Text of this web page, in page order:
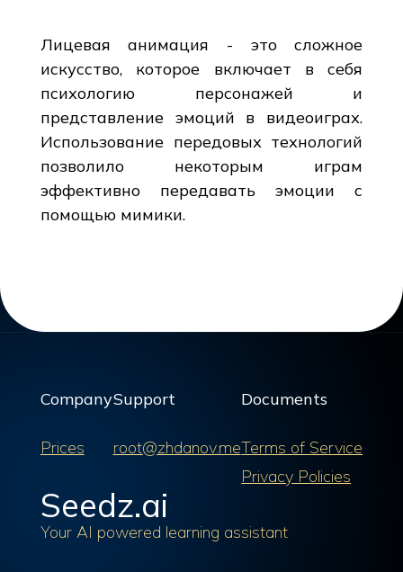
Лицевая анимация - это сложное
искусство, которое включает в себя
психологию персонажей и
представление эмоций в видеоиграх.
Использование передовых технологий
позволило некоторым играм
эффективно передавать эмоции с
помощью мимики.
Company
Prices
Support
root@zhdanov.me
Documents
Terms of Service
Privacy Policies
Seedz.ai
Your AI powered learning assistant